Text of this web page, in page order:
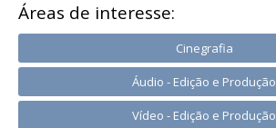
Áreas de interesse:
Cinegrafia
Áudio - Edição e Produção
Vídeo - Edição e Produção